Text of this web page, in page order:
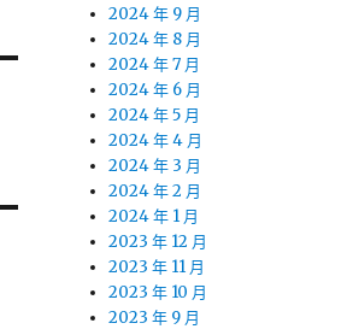
2024 年 9 月
2024 年 8 月
2024 年 7 月
2024 年 6 月
2024 年 5 月
2024 年 4 月
2024 年 3 月
2024 年 2 月
2024 年 1 月
2023 年 12 月
2023 年 11 月
2023 年 10 月
2023 年 9 月